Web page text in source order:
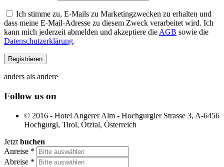
Ich stimme zu, E-Mails zu Marketingzwecken zu erhalten und
dass meine E-Mail-Adresse zu diesem Zweck verarbeitet wird. Ich
kann mich jederzeit abmelden und akzeptiere die AGB sowie die
Datenschutzerklärung.
anders als andere
Follow us on
© 2016 - Hotel Angerer Alm - Hochgurgler Strasse 3, A-6456
Hochgurgl, Tirol, Ötztal, Österreich
Jetzt buchen
Anreise *
Abreise *